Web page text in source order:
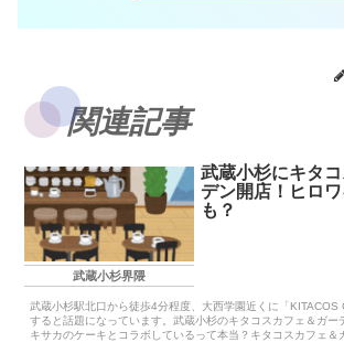
関連記事
武蔵小杉界隈
武蔵小杉にキタ
デン開店！ヒロ
も？
武蔵小杉駅北口から徒歩4分程度、大西学園近くに「
すると話題になっています。武蔵小杉のキタコスカフェ＆ガー
キサカのケーキとコラボしているって本当？キタコスカフェ＆